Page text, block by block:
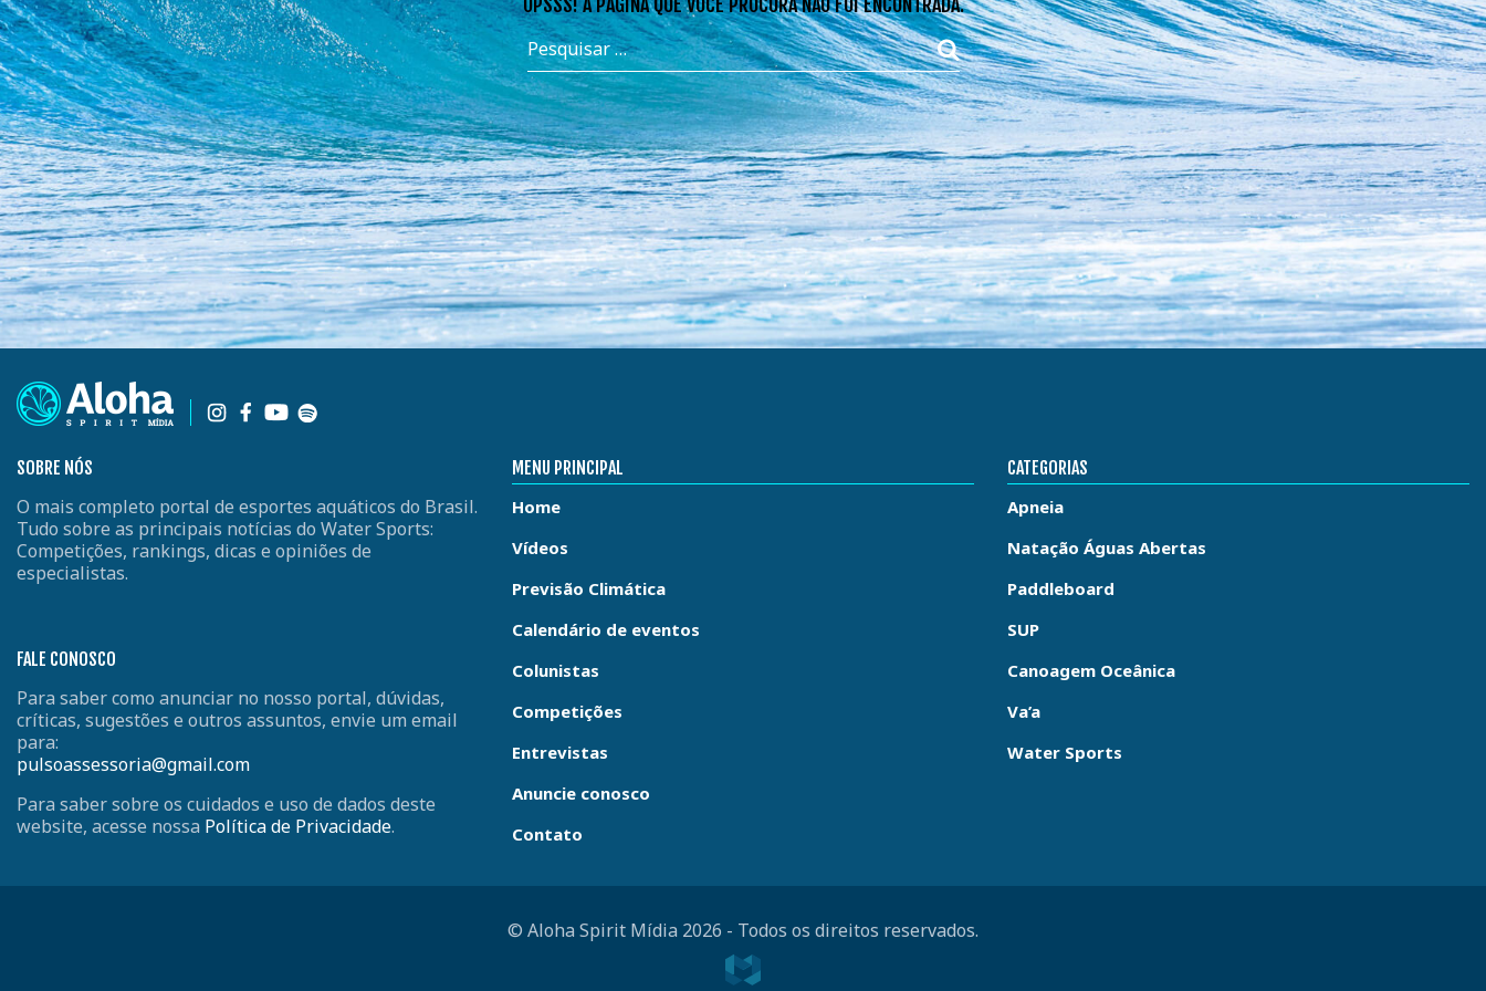
SOBRE NÓS
O mais completo portal de esportes aquáticos do Brasil.
Tudo sobre as principais notícias do Water Sports:
Competições, rankings, dicas e opiniões de
especialistas.
FALE CONOSCO
Para saber como anunciar no nosso portal, dúvidas,
críticas, sugestões e outros assuntos, envie um email
para:
pulsoassessoria@gmail.com
Para saber sobre os cuidados e uso de dados deste
website, acesse nossa Política de Privacidade.
MENU PRINCIPAL
Home
Vídeos
Previsão Climática
Calendário de eventos
Colunistas
Competições
Entrevistas
Anuncie conosco
Contato
CATEGORIAS
Apneia
Natação Águas Abertas
Paddleboard
SUP
Canoagem Oceânica
Va’a
Water Sports
© Aloha Spirit Mídia 2026 - Todos os direitos reservados.